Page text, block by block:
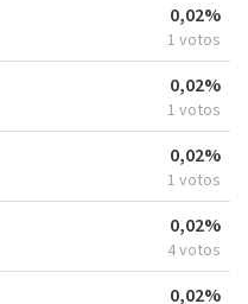
0,02%
1 votos
0,02%
1 votos
0,02%
1 votos
0,02%
4 votos
0,02%